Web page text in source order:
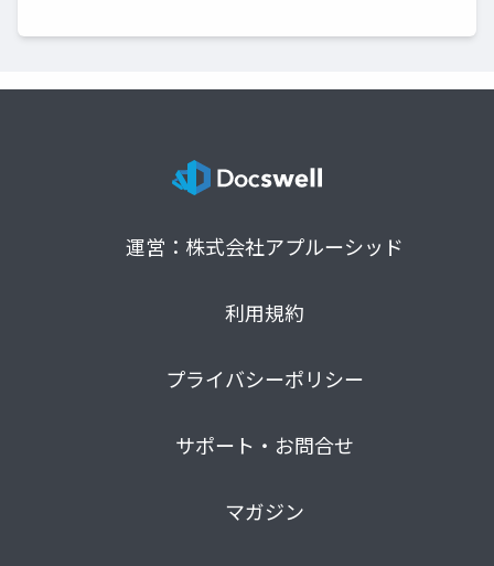
運営：株式会社アプルーシッド
利用規約
プライバシーポリシー
サポート・お問合せ
マガジン